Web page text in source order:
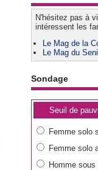
N'hésitez pas à
intéressent les
Le Mag de la
Le Mag du
Sondage
Seuil de
Femme solo
Femme solo
Homme